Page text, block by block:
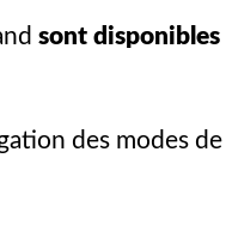
sont disponibles
des modes de